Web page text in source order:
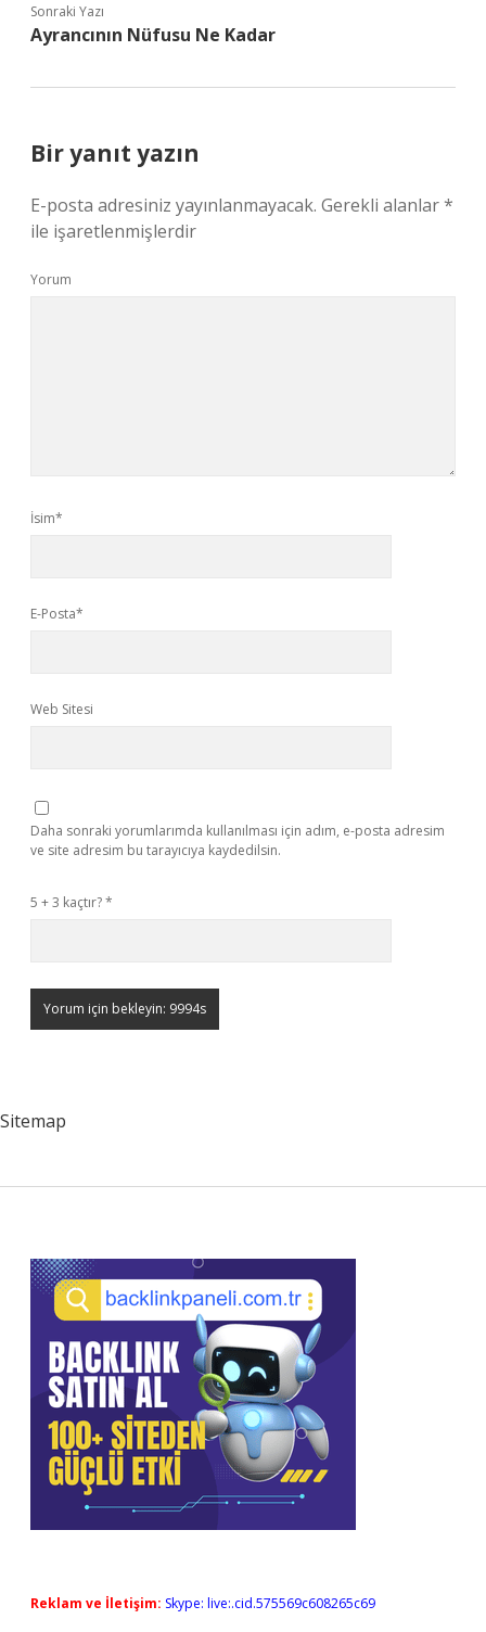
Sonraki Yazı
Ayrancının Nüfusu Ne Kadar
Bir yanıt yazın
E-posta adresiniz yayınlanmayacak. Gerekli alanlar*
ile işaretlenmişlerdir
Yorum
İsim*
E-Posta*
Web Sitesi
Daha sonraki yorumlarımda kullanılması için adım, e-posta adresim
ve site adresim bu tarayıcıya kaydedilsin.
5 + 3 kaçtır?*
Sitemap
Sidebar
Reklam ve İletişim: Skype: live:.cid.575569c608265c69